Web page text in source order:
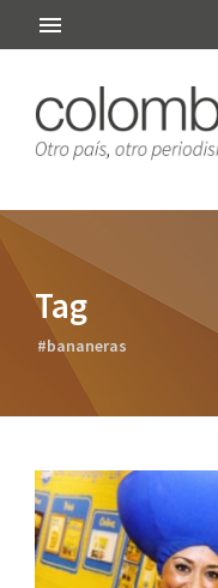
Tag
#bananeras